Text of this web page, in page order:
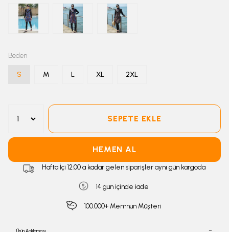
Beden
S M L XL 2XL
SEPETE EKLE
HEMEN AL
Hafta İçi 12:00 a kadar gelen siparişler aynı gün kargoda
14 gün içinde iade
100.000+ Memnun Müşteri
Ürün Açıklaması